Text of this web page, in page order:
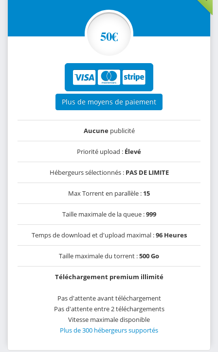
50€
Plus de moyens de paiement
Aucunepublicité
Priorité upload : Élevé
Hébergeurs sélectionnés : PAS DE LIMITE
Max Torrent en parallèle : 15
Taille maximale de la queue :999
Temps de download et d'upload maximal :96 Heures
Taille maximale du torrent :500 Go
Téléchargement premium illimité
Pas d'attente avant téléchargement
Pas d'attente entre 2 téléchargements
Vitesse maximale disponible
Plus de 300 hébergeurs supportés